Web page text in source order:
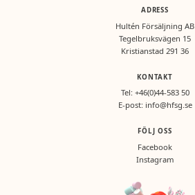
ADRESS
Hultén Försäljning AB
Tegelbruksvägen 15
Kristianstad 291 36
KONTAKT
Tel: +46(0)44-583 50
E-post: info@hfsg.se
FÖLJ OSS
Facebook
Instagram